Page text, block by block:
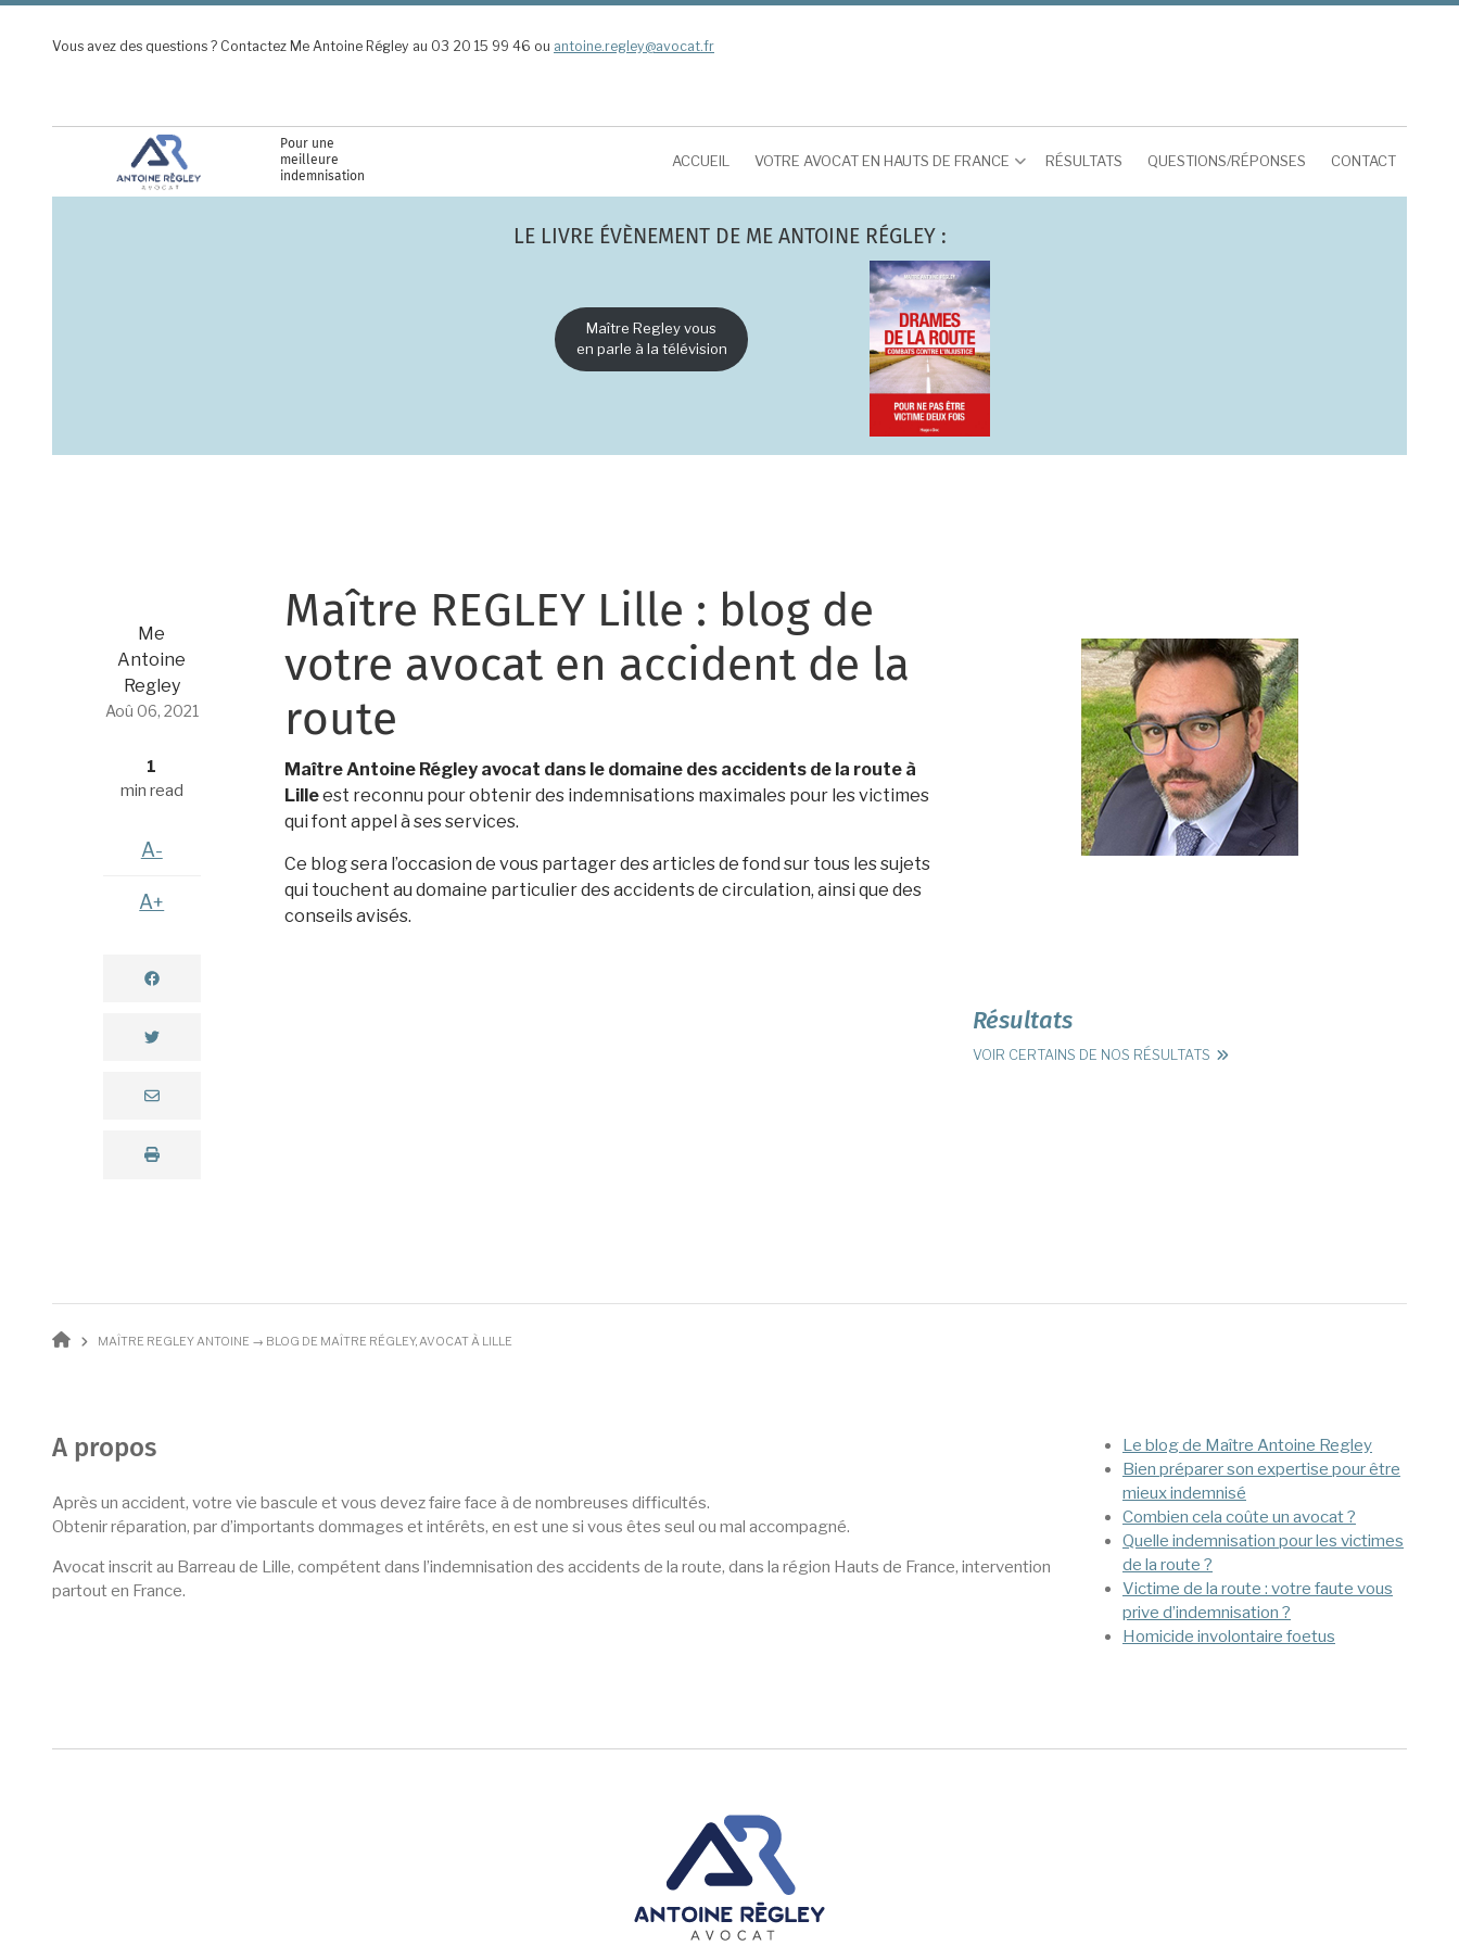
Aller au contenu principal
Vous avez des questions ? Contactez Me Antoine Régley au 03 20 15 99 46 ou antoine.regley@avocat.fr
Pour une
meilleure
indemnisation
ACCUEIL VOTRE AVOCAT EN HAUTS DE FRANCE RÉSULTATS QUESTIONS/RÉPONSES CONTACT
LE LIVRE ÉVÈNEMENT DE ME ANTOINE RÉGLEY :
Maître Regley vous
en parle à la télévision
Me
Antoine
Regley
Aoû 06, 2021
1
min read
A-
A+
Maître REGLEY Lille : blog de
votre avocat en accident de la
route
Maître Antoine Régley avocat dans le domaine des accidents de la route à
Lilleest reconnu pour obtenir des indemnisations maximales pour les victimes
qui font appel à ses services.
Ce blog sera l’occasion de vous partager des articles de fond sur tous les sujets
qui touchent au domaine particulier des accidents de circulation, ainsi que des
conseils avisés.
Résultats
VOIR CERTAINS DE NOS RÉSULTATS
Fil d'Ariane
MAÎTRE REGLEY ANTOINE → BLOG DE MAÎTRE RÉGLEY, AVOCAT À LILLE
A propos
Après un accident, votre vie bascule et vous devez faire face à de nombreuses difficultés.
Obtenir réparation, par d’importants dommages et intérêts, en est une si vous êtes seul ou mal accompagné.
Avocat inscrit au Barreau de Lille, compétent dans l’indemnisation des accidents de la route, dans la région Hauts de France, intervention
partout en France.
Mega Menu
Le blog de Maître Antoine Regley
Bien préparer son expertise pour être
mieux indemnisé
Combien cela coûte un avocat ?
Quelle indemnisation pour les victimes
de la route ?
Victime de la route : votre faute vous
prive d’indemnisation ?
Homicide involontaire foetus